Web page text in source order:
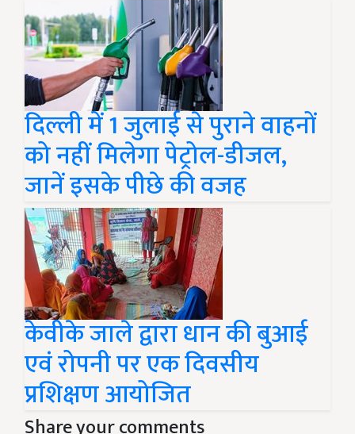
दिल्ली में 1 जुलाई से पुराने वाहनों
को नहीं मिलेगा पेट्रोल-डीजल,
जानें इसके पीछे की वजह
केवीके जाले द्वारा धान की बुआई
एवं रोपनी पर एक दिवसीय
प्रशिक्षण आयोजित